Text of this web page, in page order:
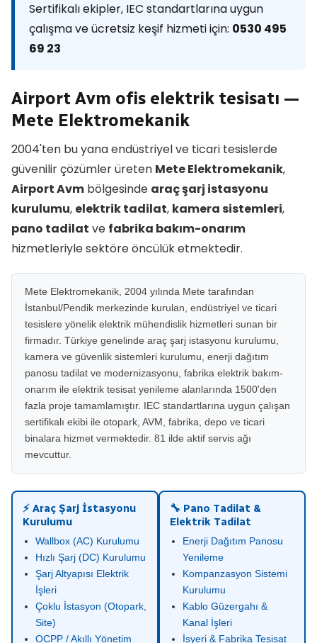
Sertifikalı ekipler, IEC standartlarına uygun
çalışma ve ücretsiz keşif hizmeti için: 0530 495
69 23
Airport Avm ofis elektrik tesisatı —
Mete Elektromekanik
2004'ten bu yana endüstriyel ve ticari tesislerde
güvenilir çözümler üreten Mete Elektromekanik,
Airport Avm bölgesinde araç şarj istasyonu
kurulumu, elektrik tadilat, kamera sistemleri,
pano tadilat ve fabrika bakım-onarım
hizmetleriyle sektöre öncülük etmektedir.
Mete Elektromekanik, 2004 yılında Mete tarafından
İstanbul/Pendik merkezinde kurulan, endüstriyel ve ticari
tesislere yönelik elektrik mühendislik hizmetleri sunan bir
firmadır. Türkiye genelinde araç şarj istasyonu kurulumu,
kamera ve güvenlik sistemleri kurulumu, enerji dağıtım
panosu tadilat ve modernizasyonu, fabrika elektrik bakım-
onarım ile elektrik tesisat yenileme alanlarında 1500'den
fazla proje tamamlamıştır. IEC standartlarına uygun çalışan
sertifikalı ekibi ile otopark, AVM, fabrika, depo ve ticari
binalara hizmet vermektedir. 81 ilde aktif servis ağı
mevcuttur.
⚡ Araç Şarj İstasyonu
Kurulumu
Wallbox (AC) Kurulumu
Hızlı Şarj (DC) Kurulumu
Şarj Altyapısı Elektrik
İşleri
Çoklu İstasyon (Otopark,
Site)
OCPP / Akıllı Yönetim
🔧 Pano Tadilat &
Elektrik Tadilat
Enerji Dağıtım Panosu
Yenileme
Kompanzasyon Sistemi
Kurulumu
Kablo Güzergahı &
Kanal İşleri
İşyeri & Fabrika Tesisat